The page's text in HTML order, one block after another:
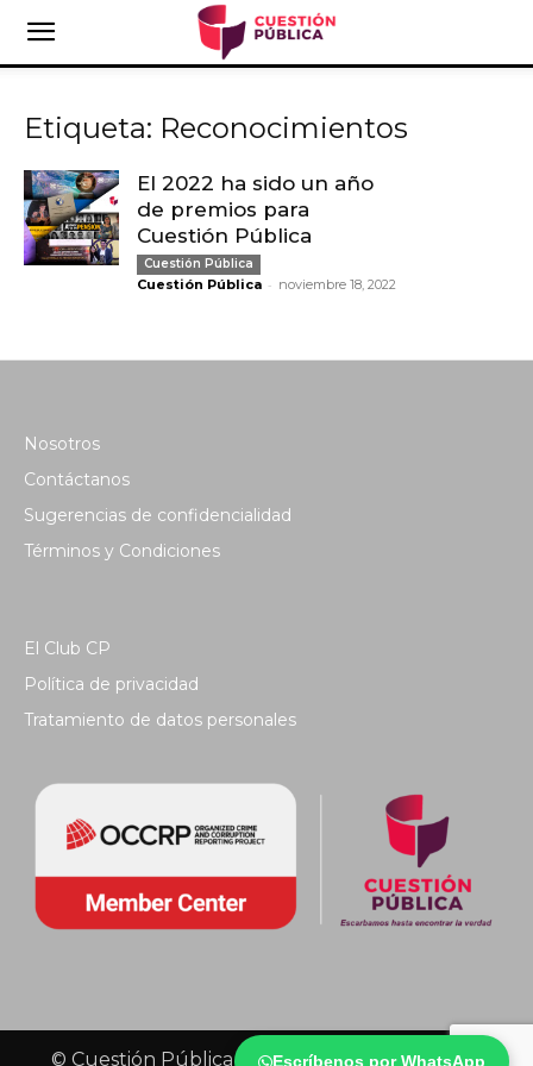
Escríbenos por WhatsApp
Etiqueta: Reconocimientos
El 2022 ha sido un año
de premios para
Cuestión Pública
Cuestión Pública
Cuestión Pública - noviembre 18, 2022
Nosotros
Contáctanos
Sugerencias de confidencialidad
Términos y Condiciones
El Club CP
Política de privacidad
Tratamiento de datos personales
© Cuestión Pública 2018 - Todos los derechos